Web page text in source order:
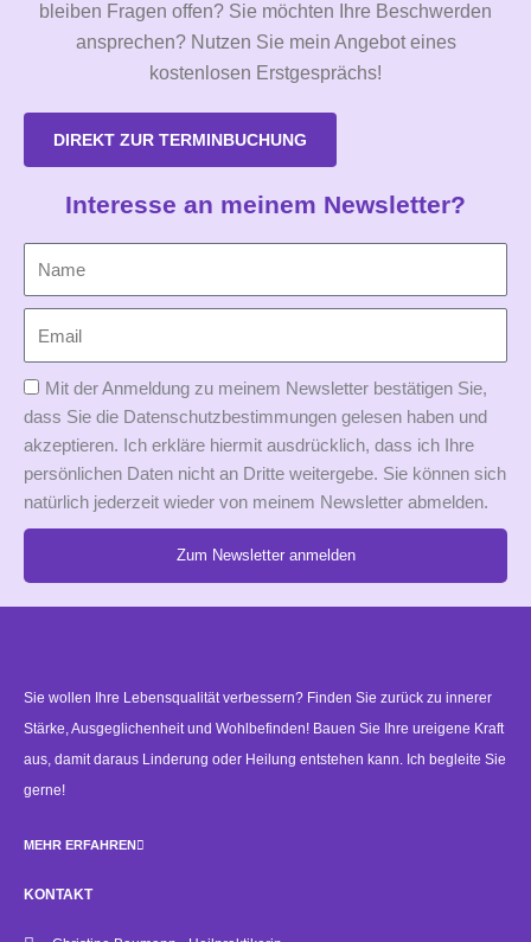
bleiben Fragen offen? Sie möchten Ihre Beschwerden
ansprechen? Nutzen Sie mein Angebot eines
kostenlosen Erstgesprächs!
DIREKT ZUR TERMINBUCHUNG
Interesse an meinem Newsletter?
Mit der Anmeldung zu meinem Newsletter bestätigen Sie,
dass Sie die Datenschutzbestimmungen gelesen haben und
akzeptieren. Ich erkläre hiermit ausdrücklich, dass ich Ihre
persönlichen Daten nicht an Dritte weitergebe. Sie können sich
natürlich jederzeit wieder von meinem Newsletter abmelden.
Zum Newsletter anmelden
Sie wollen Ihre Lebensqualität verbessern? Finden Sie zurück zu innerer
Stärke, Ausgeglichenheit und Wohlbefinden! Bauen Sie Ihre ureigene Kraft
aus, damit daraus Linderung oder Heilung entstehen kann. Ich begleite Sie
gerne!
MEHR ERFAHREN
KONTAKT